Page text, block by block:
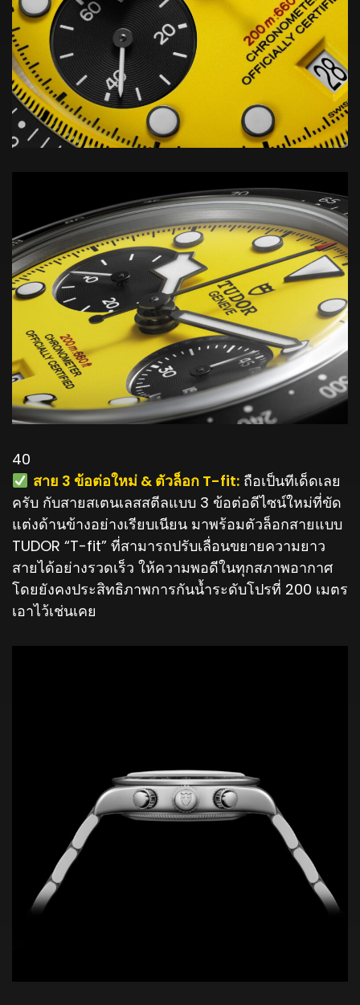
40
สาย 3 ข้อต่อใหม่ & ตัวล็อก T-fit:ถือเป็นทีเด็ดเลย
ครับ กับสายสเตนเลสสตีลแบบ 3 ข้อต่อดีไซน์ใหม่ที่ขัด
แต่งด้านข้างอย่างเรียบเนียน มาพร้อมตัวล็อกสายแบบ
TUDOR “T-fit” ที่สามารถปรับเลื่อนขยายความยาว
สายได้อย่างรวดเร็ว ให้ความพอดีในทุกสภาพอากาศ
โดยยังคงประสิทธิภาพการกันน้ำระดับโปรที่ 200 เมตร
เอาไว้เช่นเคย